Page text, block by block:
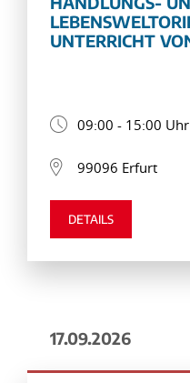
UNTERRICHT
09:00 - 15:00 Uhr
99096 Erfurt
DETAILS
17.09.2026